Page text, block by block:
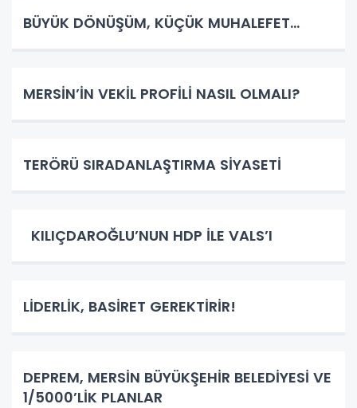
BÜYÜK DÖNÜŞÜM, KÜÇÜK MUHALEFET…
MERSİN’İN VEKİL PROFİLİ NASIL OLMALI?
TERÖRÜ SIRADANLAŞTIRMA SİYASETİ
KILIÇDAROĞLU’NUN HDP İLE VALS’I
LİDERLİK, BASİRET GEREKTİRİR!
DEPREM, MERSİN BÜYÜKŞEHİR BELEDİYESİ VE
1/5000’LİK PLANLAR